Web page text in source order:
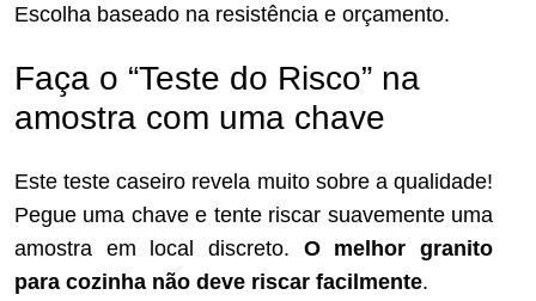
Escolha baseado na resistência e orçamento.
Faça o “Teste do Risco” na
amostra com uma chave
Este teste caseiro revela muito sobre a qualidade!
Pegue uma chave e tente riscar suavemente uma
amostra em local discreto. O melhor granito
para cozinha não deve riscar facilmente.